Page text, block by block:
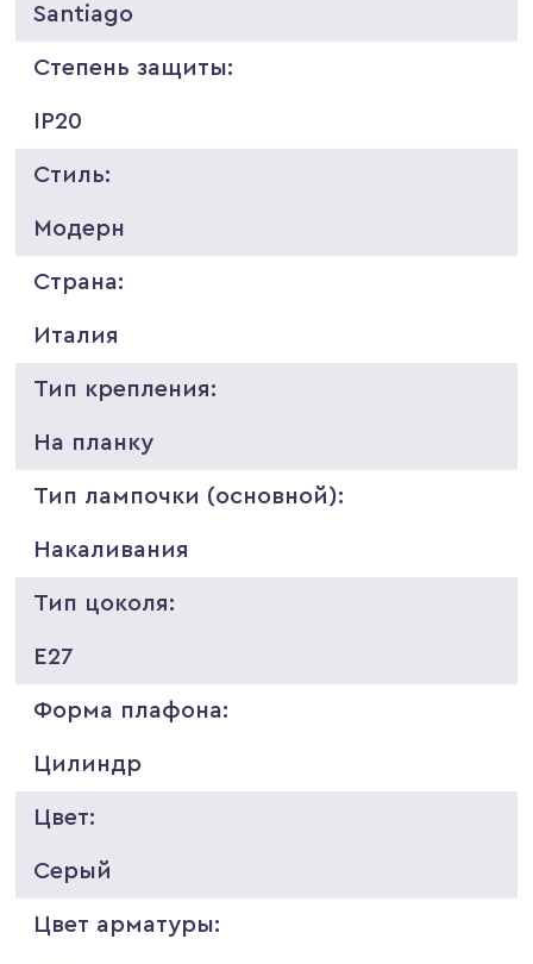
Santiago
Степень защиты:
IP20
Стиль:
Модерн
Страна:
Италия
Тип крепления:
На планку
Тип лампочки (основной):
Накаливания
Тип цоколя:
E27
Форма плафона:
Цилиндр
Цвет:
Серый
Цвет арматуры: